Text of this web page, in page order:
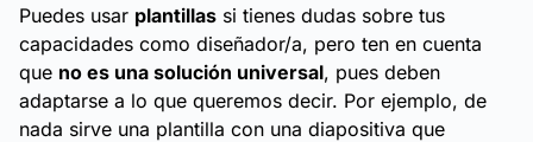
Puedes usar plantillas si tienes dudas sobre tus
capacidades como diseñador/a, pero ten en cuenta
que no es una solución universal, pues deben
adaptarse a lo que queremos decir. Por ejemplo, de
nada sirve una plantilla con una diapositiva que